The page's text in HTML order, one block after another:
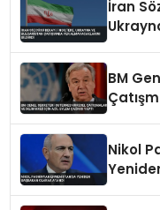
İran
BM
Nikol